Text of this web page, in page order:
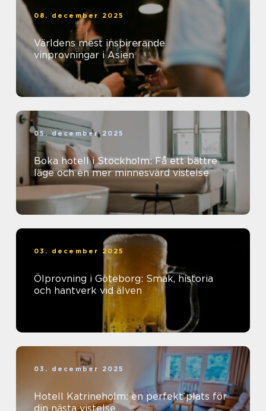
08. december 2025
Världens mest inspirerande
vinprovningar i Asien
05. december 2025
Boka hotell i Stockholm: Få ett bättre
läge och en mer minnesvärd vistelse
03. december 2025
Ölprovning i Göteborg: Smak, historia
och hantverk vid älven
03. december 2025
Hotell Katrineholm: en perfekt plats för
din nästa vistelse